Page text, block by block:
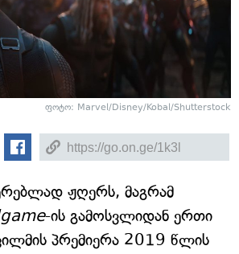
ფოტო: Marvel/Disney/Kobal/Shutterstock
ჟღერს, მაგრამ
-ის გამოსვლიდან ერთი
პრემიერა 2019 წლის